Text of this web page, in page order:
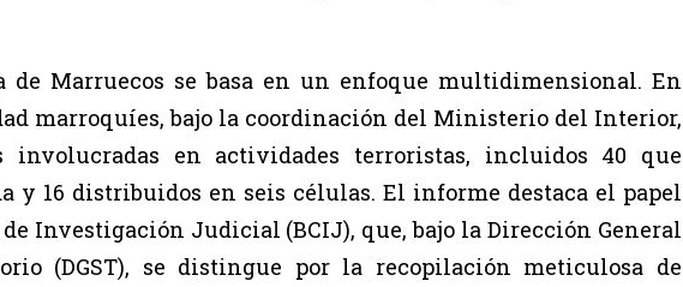
de Marruecos se basa en un enfoque multidimensional. En
marroquíes, bajo la coordinación del Ministerio del Interior,
involucradas en actividades terroristas, incluidos 40 que
y 16 distribuidos en seis células. El informe destaca el papel
Investigación Judicial (BCIJ), que, bajo la Dirección General
(DGST), se distingue por la recopilación meticulosa de